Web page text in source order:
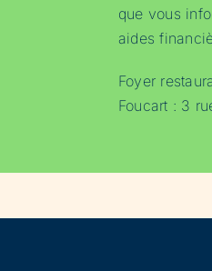
que vous
aides
Foyer
Foucart : 3